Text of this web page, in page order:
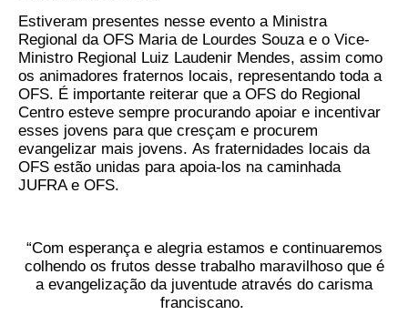
Estiveram presentes nesse evento a Ministra
Regional da OFS Maria de Lourdes Souza e o Vice-
Ministro Regional Luiz Laudenir Mendes, assim como
os animadores fraternos locais, representando toda a
OFS. É importante reiterar que a OFS do Regional
Centro esteve sempre procurando apoiar e incentivar
esses jovens para que cresçam e procurem
evangelizar mais jovens. As fraternidades locais da
OFS estão unidas para apoia-los na caminhada
JUFRA e OFS.
“Com esperança e alegria estamos e continuaremos
colhendo os frutos desse trabalho maravilhoso que é
a evangelização da juventude através do carisma
franciscano.